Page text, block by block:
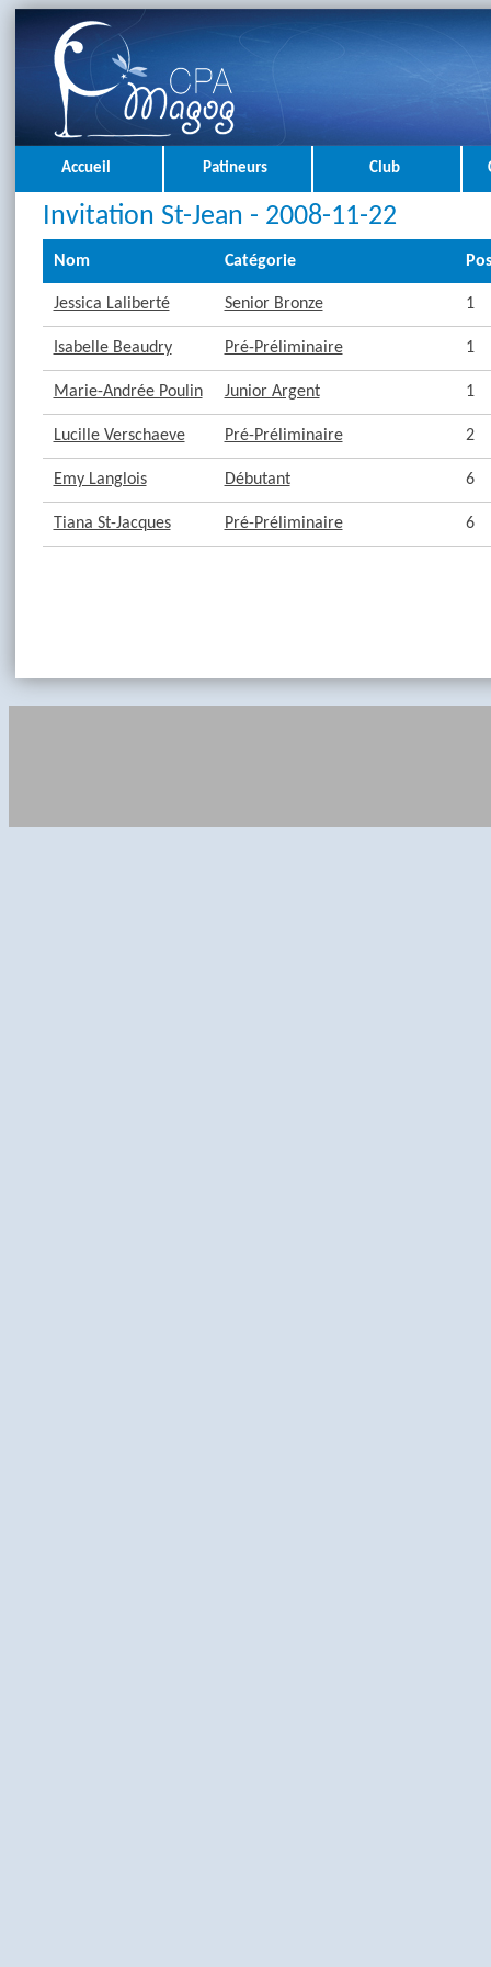
Accueil Patineurs Club
Invitation St-Jean - 2008-11-22
Nom Catégorie
Jessica Laliberté Senior Bronze 1
Isabelle Beaudry Pré-Préliminaire 1
Marie-Andrée Poulin Junior Argent 1
Lucille Verschaeve Pré-Préliminaire 2
Emy Langlois Débutant 6
Tiana St-Jacques Pré-Préliminaire 6